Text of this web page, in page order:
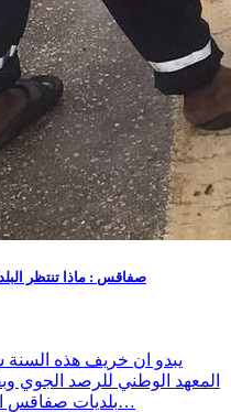
صفاقس : ماذا تنتظر
يبدو ان خريف هذه
المعهد الوطني للرصد الجوي
بلديات صفاقس الى الاسراع في القيام بعمليّة تنظيف…